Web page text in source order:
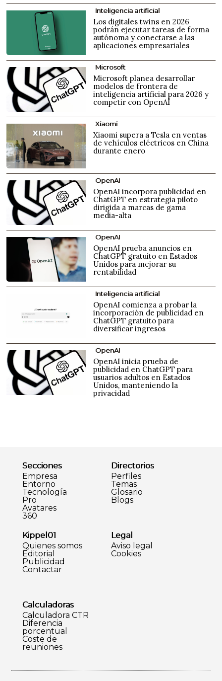
Inteligencia artificial
Los digitales twins en 2026
podrán ejecutar tareas de forma
autónoma y conectarse a las
aplicaciones empresariales
Microsoft
Microsoft planea desarrollar
modelos de frontera de
inteligencia artificial para 2026 y
competir con OpenAI
Xiaomi
Xiaomi supera a Tesla en ventas
de vehículos eléctricos en China
durante enero
OpenAI
OpenAI incorpora publicidad en
ChatGPT en estrategia piloto
dirigida a marcas de gama
media-alta
OpenAI
OpenAI prueba anuncios en
ChatGPT gratuito en Estados
Unidos para mejorar su
rentabilidad
Inteligencia artificial
OpenAI comienza a probar la
incorporación de publicidad en
ChatGPT gratuito para
diversificar ingresos
OpenAI
OpenAI inicia prueba de
publicidad en ChatGPT para
usuarios adultos en Estados
Unidos, manteniendo la
privacidad
Secciones
Empresa
Entorno
Tecnología
Pro
Avatares
360
Directorios
Perfiles
Temas
Glosario
Blogs
Kippel01
Quienes somos
Editorial
Publicidad
Contactar
Legal
Aviso legal
Cookies
Calculadoras
Calculadora CTR
Diferencia
porcentual
Coste de
reuniones